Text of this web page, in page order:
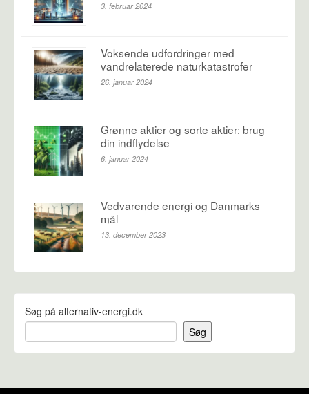
3. februar 2024
Voksende udfordringer med
vandrelaterede naturkatastrofer
26. januar 2024
Grønne aktier og sorte aktier: brug
din indflydelse
6. januar 2024
Vedvarende energi og Danmarks
mål
13. december 2023
Søg på alternativ-energi.dk
Søg